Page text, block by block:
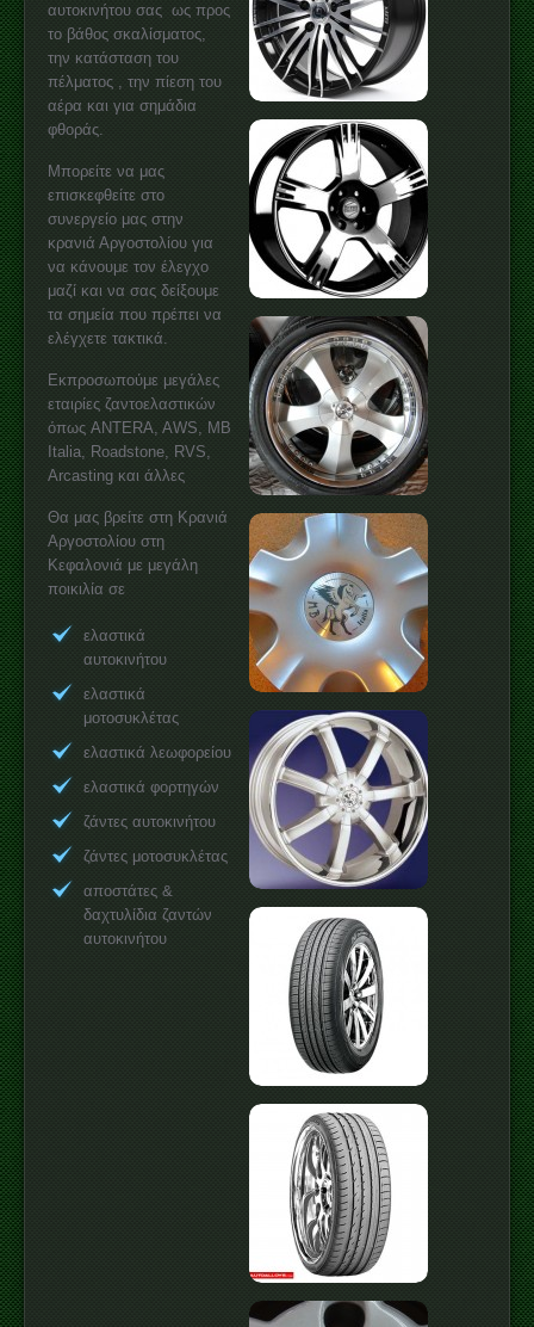
αυτοκινήτου σας ως προς
το βάθος σκαλίσματος,
την κατάσταση του
πέλματος , την πίεση του
αέρα και για σημάδια
φθοράς.
Μπορείτε να μας
επισκεφθείτε στο
συνεργείο μας στην
κρανιά Αργοστολίου για
να κάνουμε τον έλεγχο
μαζί και να σας δείξουμε
τα σημεία που πρέπει να
ελέγχετε τακτικά.
Εκπροσωπούμε μεγάλες
εταιρίες ζαντοελαστικών
όπως ANTERA, AWS, MB
Italia, Roadstone, RVS,
Arcasting και άλλες
Θα μας βρείτε στη Κρανιά
Αργοστολίου στη
Κεφαλονιά με μεγάλη
ποικιλία σε
ελαστικά
αυτοκινήτου
ελαστικά
μοτοσυκλέτας
ελαστικά λεωφορείου
ελαστικά φορτηγών
ζάντες αυτοκινήτου
ζάντες μοτοσυκλέτας
αποστάτες &
δαχτυλίδια ζαντών
αυτοκινήτου